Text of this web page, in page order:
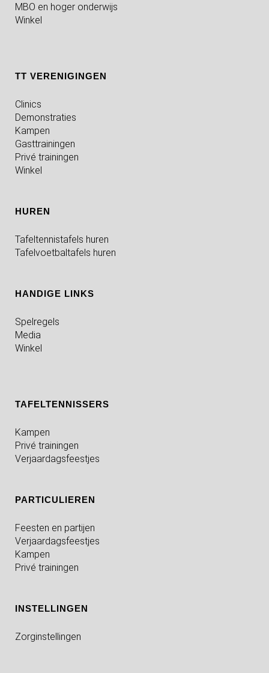
MBO en hoger onderwijs
Winkel
TT VERENIGINGEN
Clinics
Demonstraties
Kampen
Gasttrainingen
Privé trainingen
Winkel
HUREN
Tafeltennistafels huren
Tafelvoetbaltafels huren
HANDIGE LINKS
Spelregels
Media
Winkel
TAFELTENNISSERS
Kampen
Privé trainingen
Verjaardagsfeestjes
PARTICULIEREN
Feesten en partijen
Verjaardagsfeestjes
Kampen
Privé trainingen
INSTELLINGEN
Zorginstellingen